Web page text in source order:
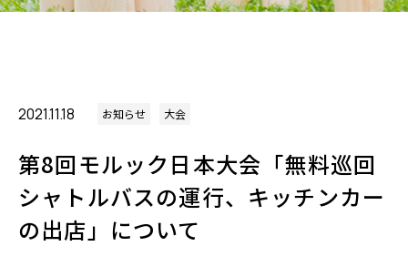
2021.11.18 お知らせ 大会
第8回モルック日本大会「無料巡回
シャトルバスの運行、キッチンカー
の出店」について